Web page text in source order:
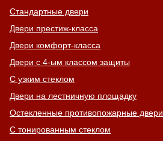
Стандартные двери
Двери престиж-класса
Двери комфорт-класса
Двери с 4-ым классом защиты
С узким стеклом
Двери на лестничную площадку
Остекленные противопожарные двери
С тонированным стеклом